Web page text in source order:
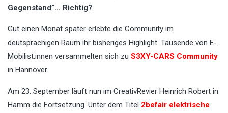
Gegenstand”… Richtig?
Gut einen Monat später erlebte die Community im
deutsprachigen Raum ihr bisheriges Highlight. Tausende von E-
Mobilist:innen versammelten sich zu S3XY-CARS Community
in Hannover.
Am 23. September läuft nun im CreativRevier Heinrich Robert in
Hamm die Fortsetzung. Unter dem Titel 2befair elektrische